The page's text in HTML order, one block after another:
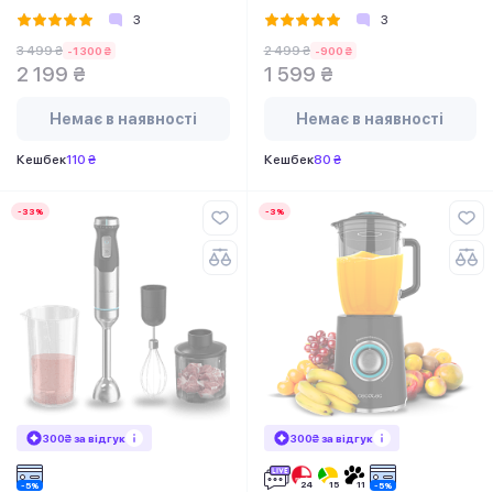
3
3 499 ₴ -1 300 ₴
2 199 ₴
Немає в наявності
Кешбек110 ₴
Beige
3
2 499 ₴ -900 ₴
1 599 ₴
Немає в наявності
Кешбек80 ₴
-33%
300₴ за відгук
-3%
300₴ за відгук